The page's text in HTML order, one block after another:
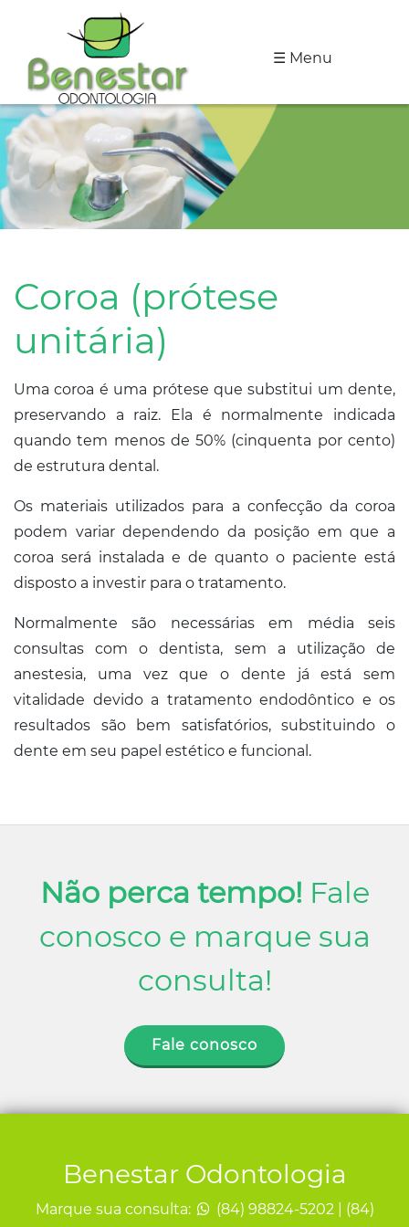
☰ Menu
A
Clínica
Especialidades
Tratamentos
Dicas
de
Saúde
Fale
Conosco
Coroa (prótese
unitária)
Uma coroa é uma prótese que substitui um dente,
preservando a raiz. Ela é normalmente indicada
quando tem menos de 50% (cinquenta por cento)
de estrutura dental.
Os materiais utilizados para a confecção da coroa
podem variar dependendo da posição em que a
coroa será instalada e de quanto o paciente está
disposto a investir para o tratamento.
Normalmente são necessárias em média seis
consultas com o dentista, sem a utilização de
anestesia, uma vez que o dente já está sem
vitalidade devido a tratamento endodôntico e os
resultados são bem satisfatórios, substituindo o
dente em seu papel estético e funcional.
Não perca tempo! Fale
conosco e marque sua
consulta!
Fale conosco
Benestar Odontologia
Marque sua consulta:
(84) 98824-5202 | (84)